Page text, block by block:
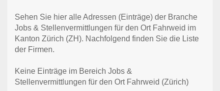
Sehen Sie hier alle Adressen (Einträge) der Branche
Jobs & Stellenvermittlungen für den Ort Fahrweid im
Kanton Zürich (ZH). Nachfolgend finden Sie die Liste
der Firmen.
Keine Einträge im Bereich Jobs &
Stellenvermittlungen für den Ort Fahrweid (Zürich)